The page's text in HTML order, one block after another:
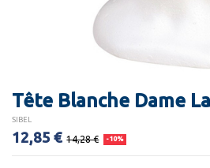
Tête Blanche Dame
SIBEL
12,85 € 14,28 € -10%